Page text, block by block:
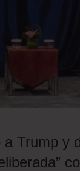
a Trump y